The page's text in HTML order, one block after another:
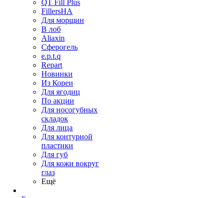
QT Fill Plus
FillersHA
Для морщин
В лоб
Aliaxin
Сферогель
e.p.t.q
Repart
Новинки
Из Кореи
Для ягодиц
По акции
Для носогубных
складок
Для лица
Для контурной
пластики
Для губ
Для кожи вокруг
глаз
Ещё